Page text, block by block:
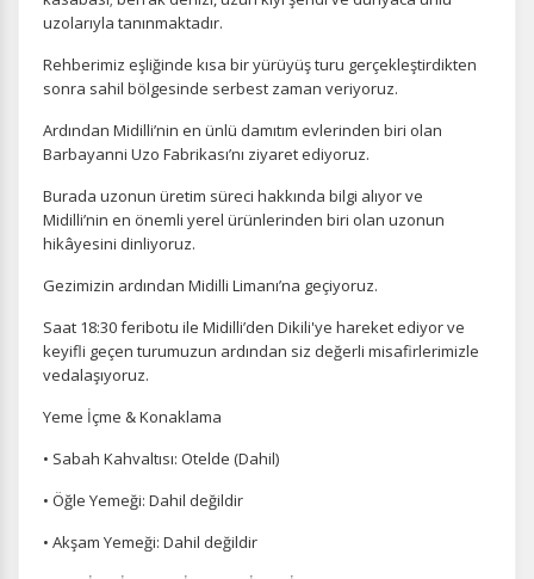
İstatistik Çerezleri
Ziyaretçilerin siteyi nasıl kullandığını anonim olarak
ölçeriz. Hangi sayfaların popüler olduğunu ve
kullanıcıların nerede zorluk yaşadığını anlamamıza
Pazarlama Çerezleri
kullanılır. Kapatırsanız reklamları görmeye devam
edersiniz, ancak daha az alakalı olabilirler.
uzolarıyla tanınmaktadır.
Rehberimiz eşliğinde kısa bir yürüyüş turu gerçekleştirdikten
sonra sahil bölgesinde serbest zaman veriyoruz.
Ardından Midilli’nin en ünlü damıtım evlerinden biri olan
Barbayanni Uzo Fabrikası’nı ziyaret ediyoruz.
Burada uzonun üretim süreci hakkında bilgi alıyor ve
Midilli’nin en önemli yerel ürünlerinden biri olan uzonun
hikâyesini dinliyoruz.
Gezimizin ardından Midilli Limanı’na geçiyoruz.
Saat 18:30 feribotu ile Midilli’den Dikili'ye hareket ediyor ve
keyifli geçen turumuzun ardından siz değerli misafirlerimizle
vedalaşıyoruz.
Yeme İçme & Konaklama
• Sabah Kahvaltısı: Otelde (Dahil)
• Öğle Yemeği: Dahil değildir
• Akşam Yemeği: Dahil değildir